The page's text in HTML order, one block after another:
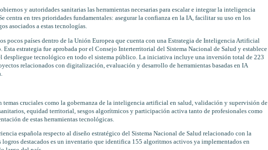
y autoridades sanitarias las herramientas necesarias para escalar e integrar la inteligencia
centra en tres prioridades fundamentales: asegurar la confianza en la IA, facilitar su uso en los
asociados a estas tecnologías.
pocos países dentro de la Unión Europea que cuenta con una Estrategia de Inteligencia Artificial
Esta estrategia fue aprobada por el Consejo Interterritorial del Sistema Nacional de Salud y establece
despliegue tecnológico en todo el sistema público. La iniciativa incluye una inversión total de 223
relacionados con digitalización, evaluación y desarrollo de herramientas basadas en IA
temas cruciales como la gobernanza de la inteligencia artificial en salud, validación y supervisión de
equidad territorial, sesgos algorítmicos y participación activa tanto de profesionales como
de estas herramientas tecnológicas.
española respecto al diseño estratégico del Sistema Nacional de Salud relacionado con la
destacados es un inventario que identifica 155 algoritmos activos ya implementados en